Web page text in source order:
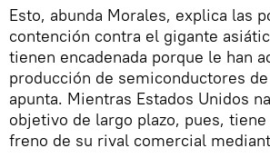
Esto, abunda Morales, explica las
contención contra el gigante
tienen encadenada porque le han
producción de semiconductores
apunta. Mientras Estados Unidos
objetivo de largo plazo, pues,
freno de su rival comercial